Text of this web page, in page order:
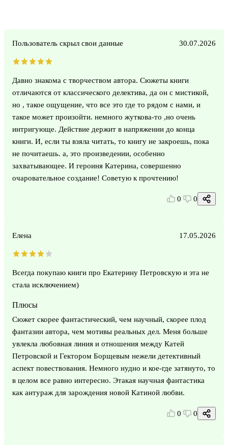
Пользователь скрыл свои данные 30.07.2026
Давно знакома с творчеством автора. Сюжеты книги
отличаются от классического делектива, да он с мистикой,
но , такое ощущение, что все это где то рядом с нами, и
такое может произойти. немного жуткова-то ,но очень
интригующе. Действие держит в напряжении до конца
книги. И, если ты взяла читать, то книгу не закроешь, пока
не почитаешь. а, это произведении, особенно
захватывающее. И героиня Катерина, совершенно
очаровательное создание! Советую к прочтению!
0 0
Елена 17.05.2026
Всегда покупаю книги про Екатерину Петровскую и эта не
стала исключением)
Плюсы
Сюжет скорее фантастический, чем научный, скорее плод
фантазии автора, чем мотивы реальных дел. Меня больше
увлекла любовная линия и отношения между Катей
Петровской и Гектором Борщевым нежели детективный
аспект повествования. Немного нудно и кое-где затянуто, то
в целом все равно интересно. Этакая научная фантастика
как антураж для зарождения новой Катиной любви.
0 0